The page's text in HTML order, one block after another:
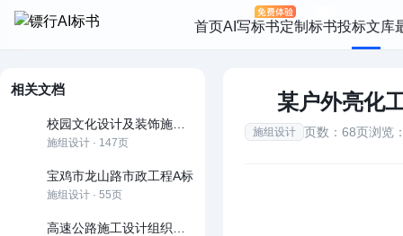
首页AI写标书定制标书投标文库
相关文档
施组设计 · 147页
宝鸡市龙山路市政工程A标
施组设计 · 55页
某户外亮化
施组设计 页数：68页浏览